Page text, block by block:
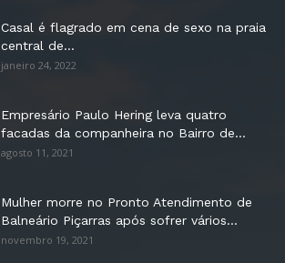
Casal é flagrado em cena de sexo na praia
central de...
janeiro 24, 2022
Empresário Paulo Hering leva quatro
facadas da companheira no Bairro de...
agosto 11, 2021
Mulher morre no Pronto Atendimento de
Balneário Piçarras após sofrer vários...
novembro 19, 2021